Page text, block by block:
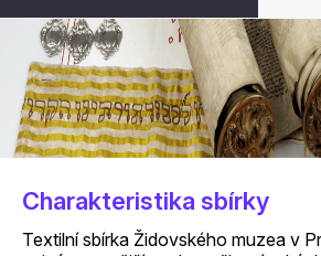
TEXTIL
Charakteristika sbírky
Textilní sbírka Židovského muzea v